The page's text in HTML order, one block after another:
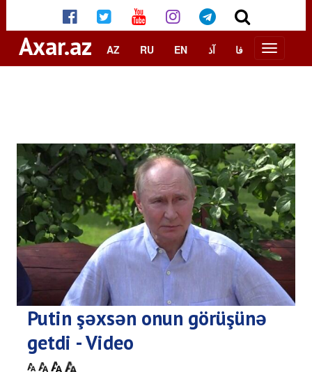
Axar.az AZ RU EN آذ فا
Putin şəxsən onun görüşünə
getdi - Video